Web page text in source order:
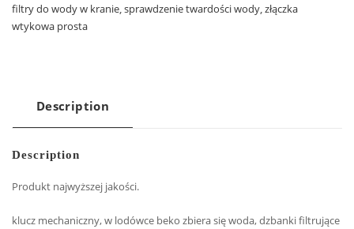
filtry do wody w kranie,sprawdzenie twardości wody,złączka
wtykowa prosta
Description
Description
Produkt najwyższej jakości.
klucz mechaniczny, w lodówce beko zbiera się woda, dzbanki filtrujące